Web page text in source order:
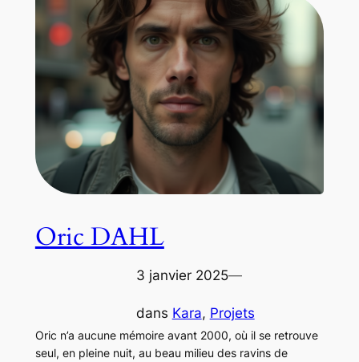
Oric DAHL
3 janvier 2025—
dans Kara, Projets
Oric n’a aucune mémoire avant 2000, où il se retrouve
seul, en pleine nuit, au beau milieu des ravins de